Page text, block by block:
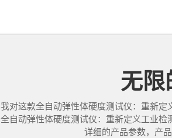
无
我对这款全自动弹性体硬度测试仪：重新定
全自动弹性体硬度测试仪：重新定义工业检
详细的产品参数，产